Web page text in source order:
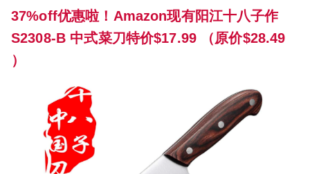
37%off优惠啦！Amazon现有阳江十八子作
S2308-B 中式菜刀特价$17.99 （原价$28.49
）